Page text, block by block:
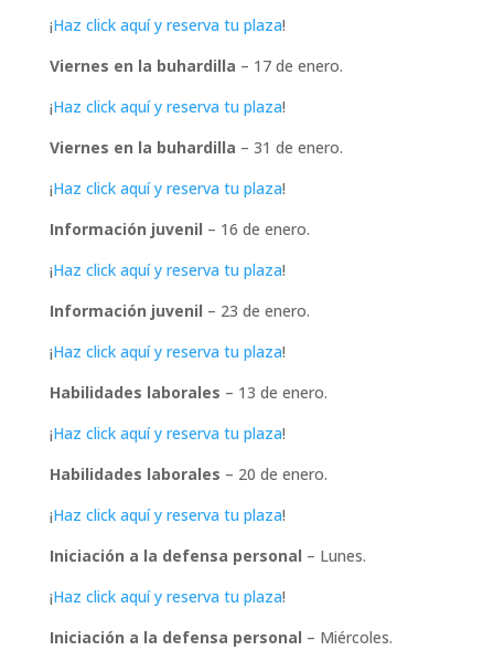
¡Haz click aquí y reserva tu plaza!
Viernes en la buhardilla – 17 de enero.
¡Haz click aquí y reserva tu plaza!
Viernes en la buhardilla – 31 de enero.
¡Haz click aquí y reserva tu plaza!
Información juvenil – 16 de enero.
¡Haz click aquí y reserva tu plaza!
Información juvenil – 23 de enero.
¡Haz click aquí y reserva tu plaza!
Habilidades laborales – 13 de enero.
¡Haz click aquí y reserva tu plaza!
Habilidades laborales – 20 de enero.
¡Haz click aquí y reserva tu plaza!
Iniciación a la defensa personal – Lunes.
¡Haz click aquí y reserva tu plaza!
Iniciación a la defensa personal – Miércoles.